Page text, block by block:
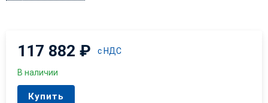
117 882₽ с НДС
В наличии
Купить